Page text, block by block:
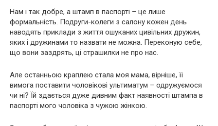
Нам і так добре, а штамп в паспорті – це лише
формальність. Подруги-колеги з салону кожен день
наводять приклади з життя ошуканих цивільних дружин,
яких і дружинами то назвати не можна. Переконую себе,
що вони заздрять, ці страшилки не про нас.
Але останньою краплею стала моя мама, вірніше, її
вимога поставити чоловікові ультиматум – одружуємося
чи ні? Їй здається дуже дивним факт наявності штампа в
паспорті мого чоловіка з чужою жінкою.